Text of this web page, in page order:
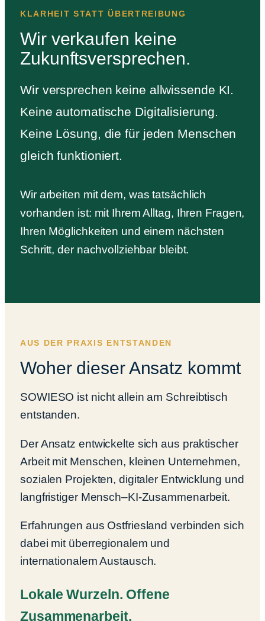
KLARHEIT STATT ÜBERTREIBUNG
Wir verkaufen keine
Zukunftsversprechen.
Wir versprechen keine allwissende KI.
Keine automatische Digitalisierung.
Keine Lösung, die für jeden Menschen
gleich funktioniert.
Wir arbeiten mit dem, was tatsächlich
vorhanden ist: mit Ihrem Alltag, Ihren Fragen,
Ihren Möglichkeiten und einem nächsten
Schritt, der nachvollziehbar bleibt.
AUS DER PRAXIS ENTSTANDEN
Woher dieser Ansatz kommt
SOWIESO ist nicht allein am Schreibtisch
entstanden.
Der Ansatz entwickelte sich aus praktischer
Arbeit mit Menschen, kleinen Unternehmen,
sozialen Projekten, digitaler Entwicklung und
langfristiger Mensch–KI-Zusammenarbeit.
Erfahrungen aus Ostfriesland verbinden sich
dabei mit überregionalem und
internationalem Austausch.
Lokale Wurzeln. Offene
Zusammenarbeit.